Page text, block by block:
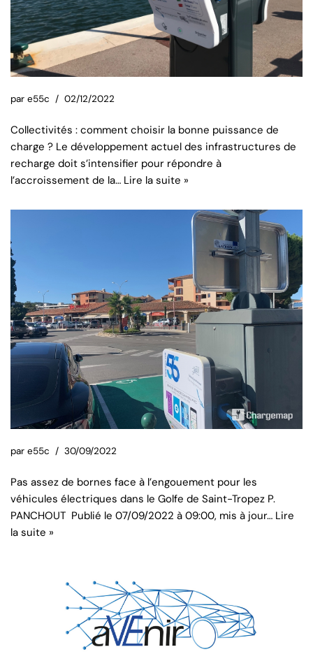
par e55c 02/12/2022
Collectivités : comment choisir la bonne puissance de
charge ? Le développement actuel des infrastructures de
recharge doit s’intensifier pour répondre à
l’accroissement de la… Lire la suite »
par e55c 30/09/2022
Pas assez de bornes face à l’engouement pour les
véhicules électriques dans le Golfe de Saint-Tropez P.
PANCHOUT Publié le 07/09/2022 à 09:00, mis à jour… Lire
la suite »